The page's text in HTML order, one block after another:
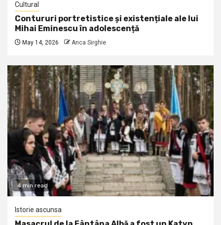
Cultural
Contururi portretistice și existențiale ale lui
Mihai Eminescu în adolescență
May 14, 2026 Anca Sirghie
4 min read
Istorie ascunsa